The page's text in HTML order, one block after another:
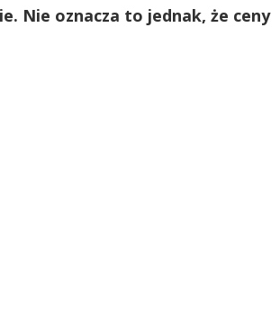
Nie oznacza to jednak, że ceny